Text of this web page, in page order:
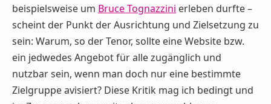
beispielsweise um Bruce Tognazzini erleben durfte –
scheint der Punkt der Ausrichtung und Zielsetzung zu
sein: Warum, so der Tenor, sollte eine Website bzw.
ein jedwedes Angebot für alle zugänglich und
nutzbar sein, wenn man doch nur eine bestimmte
Zielgruppe avisiert? Diese Kritik mag ich bedingt und